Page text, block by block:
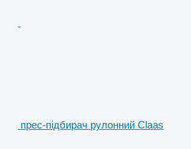
прес-підбирач рулонний Claas